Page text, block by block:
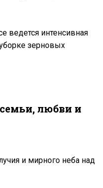
ведется интенсивная
зерновых
любви и
и мирного неба над